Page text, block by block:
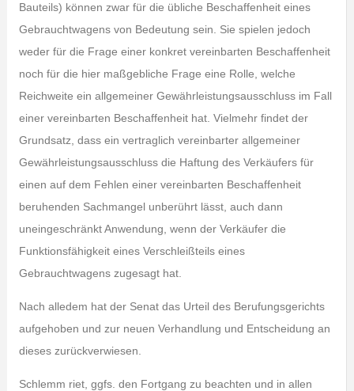
Bauteils) können zwar für die übliche Beschaffenheit eines
Gebrauchtwagens von Bedeutung sein. Sie spielen jedoch
weder für die Frage einer konkret vereinbarten Beschaffenheit
noch für die hier maßgebliche Frage eine Rolle, welche
Reichweite ein allgemeiner Gewährleistungsausschluss im Fall
einer vereinbarten Beschaffenheit hat. Vielmehr findet der
Grundsatz, dass ein vertraglich vereinbarter allgemeiner
Gewährleistungsausschluss die Haftung des Verkäufers für
einen auf dem Fehlen einer vereinbarten Beschaffenheit
beruhenden Sachmangel unberührt lässt, auch dann
uneingeschränkt Anwendung, wenn der Verkäufer die
Funktionsfähigkeit eines Verschleißteils eines
Gebrauchtwagens zugesagt hat.
Nach alledem hat der Senat das Urteil des Berufungsgerichts
aufgehoben und zur neuen Verhandlung und Entscheidung an
dieses zurückverwiesen.
Schlemm riet, ggfs. den Fortgang zu beachten und in allen